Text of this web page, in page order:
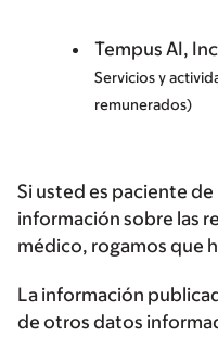
Tempus AI,
Servicios y
remunerados)
Si usted es paciente
información sobre las
médico, rogamos que
La información
de otros datos